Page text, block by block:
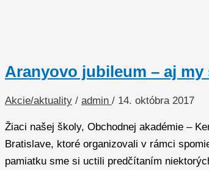
Aranyovo jubileum – aj my
Akcie/aktuality / admin / 14. októbra 2017
Žiaci našej školy, Obchodnej akadémie –
Bratislave, ktoré organizovali v rámci
pamiatku sme si uctili predčítaním